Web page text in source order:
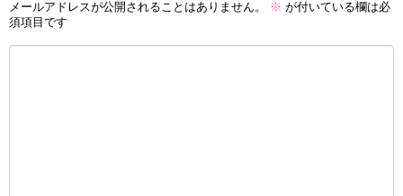
メールアドレスが公開されることはありません。 ※ が付いている欄は必
須項目です